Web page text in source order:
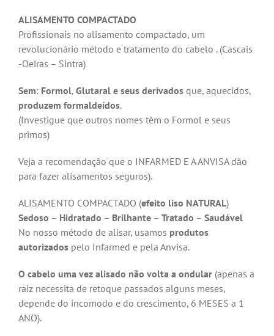
ALISAMENTO COMPACTADO
Profissionais no alisamento compactado, um
revolucionário método e tratamento do cabelo . (Cascais
-Oeiras – Sintra)
Sem: Formol, Glutaral e seus derivados que, aquecidos,
produzem formaldeídos.
(Investigue que outros nomes têm o Formol e seus
primos)
Veja a recomendação que o INFARMED E A ANVISA dão
para fazer alisamentos seguros).
ALISAMENTO COMPACTADO (efeito liso NATURAL)
Sedoso – Hidratado – Brilhante – Tratado – Saudável
No nosso método de alisar, usamos produtos
autorizados pelo Infarmed e pela Anvisa.
O cabelo uma vez alisado não volta a ondular (apenas a
raiz necessita de retoque passados alguns meses,
depende do incomodo e do crescimento, 6 MESES a 1
ANO).